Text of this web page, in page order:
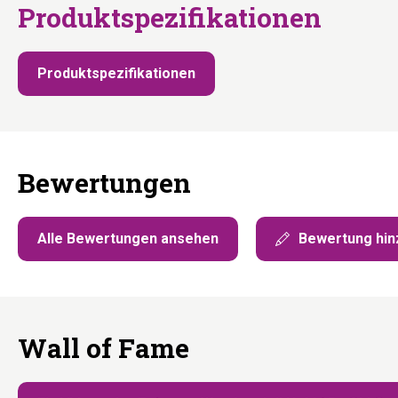
Produktspezifikationen
Produktspezifikationen
Bewertungen
Alle Bewertungen ansehen Bewertung
Wall of Fame